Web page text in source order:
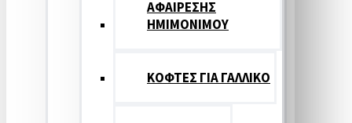
ΑΦΑΙΡΕΣΗΣ
ΗΜΙΜΟΝΙΜΟΥ
ΚΟΦΤΕΣ ΓΙΑ ΓΑΛΛΙΚΟ